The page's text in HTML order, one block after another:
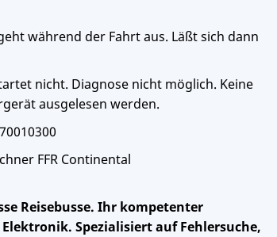
während der Fahrt aus. Läßt sich dann
nicht. Diagnose nicht möglich. Keine
ausgelesen werden.
FFR Continental
Reisebusse. Ihr kompetenter
Spezialisiert auf Fehlersuche,